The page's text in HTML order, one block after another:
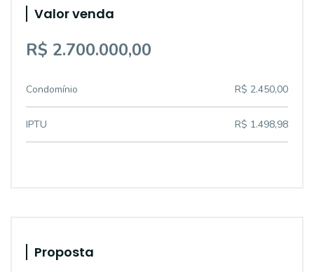
Valor venda
R$ 2.700.000,00
Condomínio R$ 2.450,00
IPTU R$ 1.498,98
Proposta